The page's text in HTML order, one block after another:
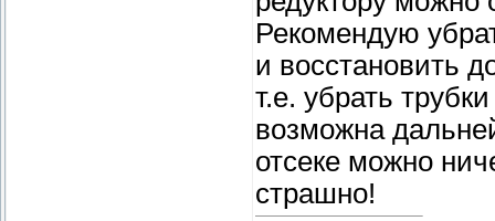
Рекомендую
и восстановить
т.е. убрать
возможна
отсеке можно
страшно!